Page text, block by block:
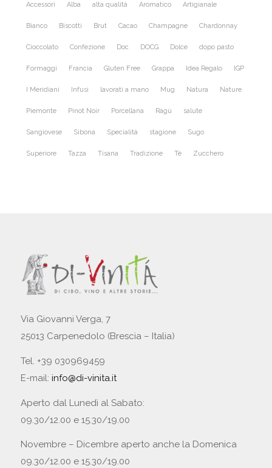
Accessori Alba alta qualità Aromatico Artigianale
Bianco Biscotti Brut Cacao Champagne Chardonnay
Cioccolato Confezione Doc DOCG Dolce dopo pasto
Formaggi Francia Gluten Free Grappa Idea Regalo IGP
I Meridiani Infusi lavorati a mano Mug Natura Nature
Piemonte Pinot Noir Porcellana Ragù salute
Sangiovese Sibona Specialità stagione Sugo
Superiore Tazza Tisana Tradizione Tè Zucchero
Via Giovanni Verga, 7
25013 Carpenedolo (Brescia – Italia)
Tel. +39 030969459
E-mail: info@di-vinita.it
Aperto dal Lunedì al Sabato:
09.30/12.00 e 15.30/19.00
Novembre – Dicembre aperto anche la Domenica
09.30/12.00 e 15.30/19.00